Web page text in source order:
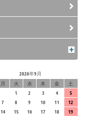
2026年9月
月 火 水 木 金
土
1
2 3 4
5
7 8 9 10 11
12
14 15 16 17 18
19